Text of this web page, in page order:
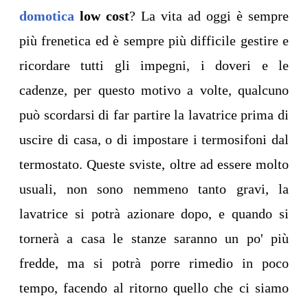
domotica low cost? La vita ad oggi è sempre
più frenetica ed è sempre più difficile gestire e
ricordare tutti gli impegni, i doveri e le
cadenze, per questo motivo a volte, qualcuno
può scordarsi di far partire la lavatrice prima di
uscire di casa, o di impostare i termosifoni dal
termostato. Queste sviste, oltre ad essere molto
usuali, non sono nemmeno tanto gravi, la
lavatrice si potrà azionare dopo, e quando si
tornerà a casa le stanze saranno un po' più
fredde, ma si potrà porre rimedio in poco
tempo, facendo al ritorno quello che ci siamo